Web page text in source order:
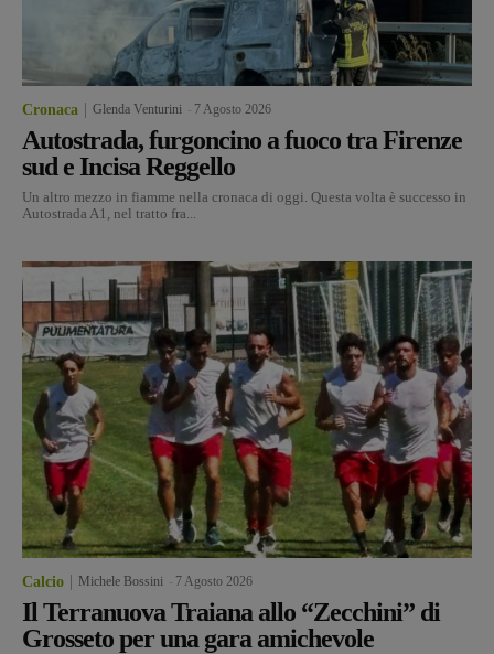
Cronaca Glenda Venturini 7 Agosto 2026
Autostrada, furgoncino a fuoco tra Firenze
sud e Incisa Reggello
Un altro mezzo in fiamme nella cronaca di oggi. Questa volta è successo in
Autostrada A1, nel tratto fra...
Calcio Michele Bossini 7 Agosto 2026
Il Terranuova Traiana allo “Zecchini” di
Grosseto per una gara amichevole